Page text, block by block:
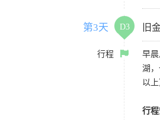
第3天 D3 旧
行程
早
湖
以
行程